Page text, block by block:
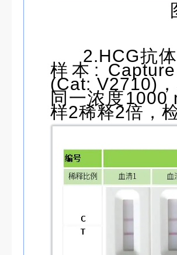
2.HCG抗
样本:
(Cat: V2710)
同一浓度1000
样2稀释2倍，